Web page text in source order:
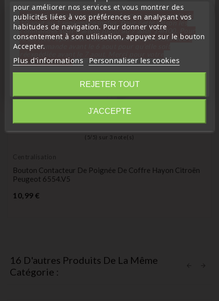
( 5/ 5) sur 3 note(s)
Centralisation
Bouton Contacteur De Poignée De Coffre Hayon Citroën
Peugeot 6554.V5
10,99 €
16 D'autres Produits De La Même
Catégorie :
pour améliorer nos services et vous montrer des
publicités liées à vos préférences en analysant vos
habitudes de navigation. Pour donner votre
consentement à son utilisation, appuyez sur le bouton
Accepter.
Plus d'informations Personnaliser les cookies
REJETER TOUT
J'ACCEPTE
« Attention, notre société sera fermée pour congés du
10 aout au 1 septembre inclus. Pour cette raison les
commandes sont traitées jusqu'au 7 aout 14H00. Pour
le service réparation nous devons réceptionner votre
télécommande avant le 6 aout pour qu'elle soit
compréhension»
Fermer
Information